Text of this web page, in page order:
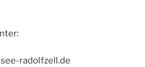
radolfzell.de